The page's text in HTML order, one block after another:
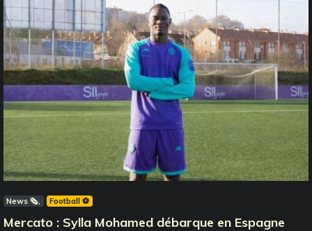
News 🗞️ Football ⚽️
Mercato : Sylla Mohamed débarque en Espagne